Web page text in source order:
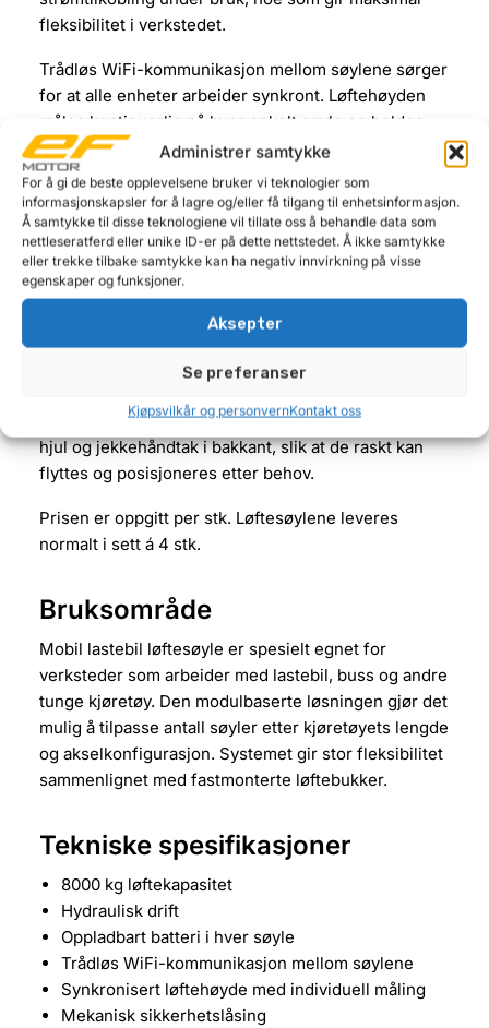
Administrer samtykke
For å gi de beste opplevelsene bruker vi teknologier som
informasjonskapsler for å lagre og/eller få tilgang til enhetsinformasjon.
Å samtykke til disse teknologiene vil tillate oss å behandle data som
nettleseratferd eller unike ID-er på dette nettstedet. Å ikke samtykke
eller trekke tilbake samtykke kan ha negativ innvirkning på visse
egenskaper og funksjoner.
Aksepter
Se preferanser
Kjøpsvilkår og personvernKontakt oss
fleksibilitet i verkstedet.
Trådløs WiFi-kommunikasjon mellom søylene sørger
for at alle enheter arbeider synkront. Løftehøyden
måles kontinuerlig på hver enkelt søyle og holdes
automatisk synkronisert, noe som gir stabil og
kontrollert løfteprosess. Samtlige sammenkoblede
søyler kan styres fra kontrollpanelet på hver enhet,
noe som forenkler betjening og øker effektiviteten i
arbeidshverdagen.
Hver løftesøyle er utstyrt med mekanisk låsing som
gir ekstra sikkerhet under arbeid. Bredden på
løftegaffelen kan justeres for å tilpasses ulike
hjuldimensjoner og kjøretøytyper.
For enkel håndtering er hver søyle utstyrt med solide
hjul og jekkehåndtak i bakkant, slik at de raskt kan
flyttes og posisjoneres etter behov.
Prisen er oppgitt per stk. Løftesøylene leveres
normalt i sett á 4 stk.
Bruksområde
Mobil lastebil løftesøyle er spesielt egnet for
verksteder som arbeider med lastebil, buss og andre
tunge kjøretøy. Den modulbaserte løsningen gjør det
mulig å tilpasse antall søyler etter kjøretøyets lengde
og akselkonfigurasjon. Systemet gir stor fleksibilitet
sammenlignet med fastmonterte løftebukker.
Tekniske spesifikasjoner
8000 kg løftekapasitet
Hydraulisk drift
Oppladbart batteri i hver søyle
Trådløs WiFi-kommunikasjon mellom søylene
Synkronisert løftehøyde med individuell måling
Mekanisk sikkerhetslåsing